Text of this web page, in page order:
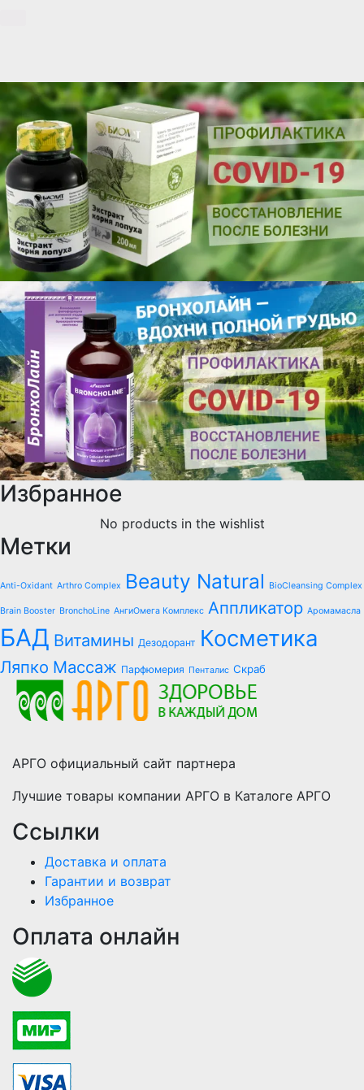
Избранное
No products in the wishlist
Метки
Anti-Oxidant Arthro Complex Beauty Natural BioCleansing Complex
Brain Booster BronchoLine АнгиОмега Комплекс Аппликатор Аромамасла
БАД Витамины Дезодорант Косметика
Ляпко Массаж Парфюмерия Пенталис Скраб
АРГО официальный сайт партнера
Лучшие товары компании АРГО в Каталоге АРГО
Ссылки
Доставка и оплата
Гарантии и возврат
Избранное
Оплата онлайн